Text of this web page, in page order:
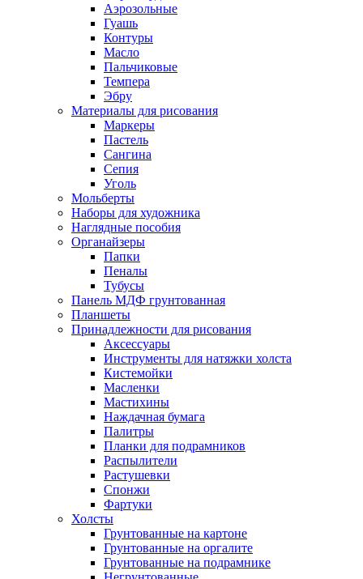
Аэрозольные
Гуашь
Контуры
Масло
Пальчиковые
Темпера
Эбру
Материалы для рисования
Маркеры
Пастель
Сангина
Сепия
Уголь
Мольберты
Наборы для художника
Наглядные пособия
Органайзеры
Папки
Пеналы
Тубусы
Панель МДФ грунтованная
Планшеты
Принадлежности для рисования
Аксессуары
Инструменты для натяжки холста
Кистемойки
Масленки
Мастихины
Наждачная бумага
Палитры
Планки для подрамников
Распылители
Растушевки
Спонжи
Фартуки
Холсты
Грунтованные на картоне
Грунтованные на оргалите
Грунтованные на подрамнике